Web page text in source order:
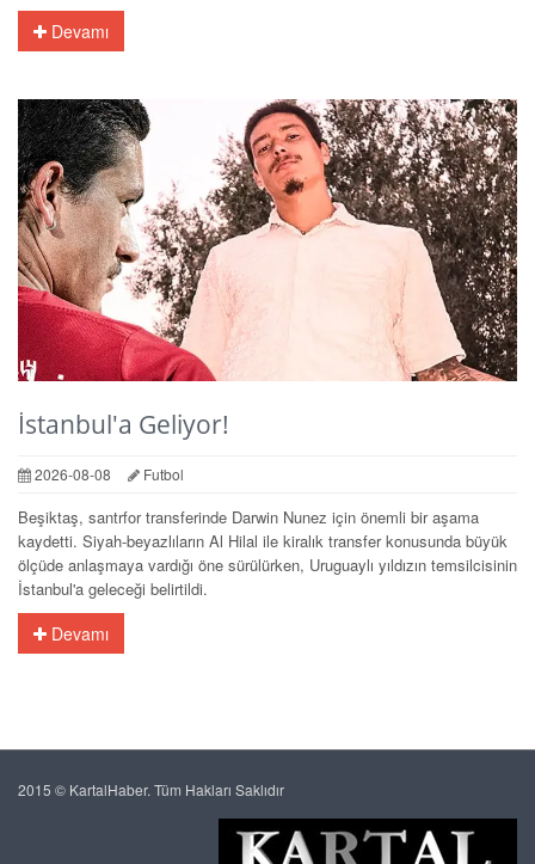
Devamı
İstanbul'a Geliyor!
2026-08-08 Futbol
Beşiktaş, santrfor transferinde Darwin Nunez için önemli bir aşama
kaydetti. Siyah-beyazlıların Al Hilal ile kiralık transfer konusunda büyük
ölçüde anlaşmaya vardığı öne sürülürken, Uruguaylı yıldızın temsilcisinin
İstanbul'a geleceği belirtildi.
Devamı
2015 © KartalHaber. Tüm Hakları Saklıdır